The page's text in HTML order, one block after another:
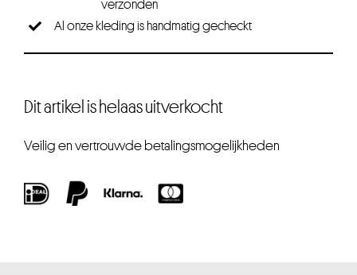
verzonden
Al onze kleding is handmatig gecheckt
Dit artikel is helaas uitverkocht
Veilig en vertrouwde betalingsmogelijkheden